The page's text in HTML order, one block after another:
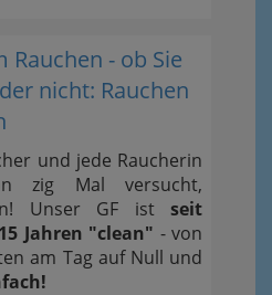
Rauchen - ob Sie
nicht: Rauchen
und jede Raucherin
zig Mal versucht,
Unser GF ist seit
Jahren "clean" - von
am Tag auf Null und